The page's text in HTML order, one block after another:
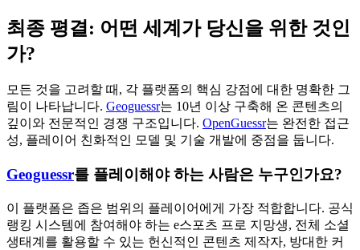
최종 평결: 어떤 세계가 당신을 위한 것인
가?
모든 것을 고려할 때, 각 플랫폼의 핵심 강점에 대한 명확한 그
림이 나타납니다. Geoguessr는 10년 이상 구축해 온 콘텐츠의
깊이와 전문적인 경쟁 구조입니다. OpenGuessr는 완전한 접근
성, 플레이어 친화적인 모델 및 기술 개발에 중점을 둡니다.
Geoguessr를 플레이해야 하는 사람은 누구인가요?
이 플랫폼은 좁은 범위의 플레이어에게 가장 적합합니다. 공식
랭킹 시스템에 참여해야 하는 e스포츠 프로 지망생, 전체 소셜
생태계를 활용할 수 있는 헌신적인 콘텐츠 제작자, 방대한 커